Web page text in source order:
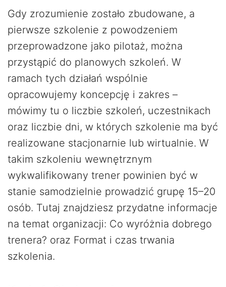
Gdy zrozumienie zostało zbudowane, a
pierwsze szkolenie z powodzeniem
przeprowadzone jako pilotaż, można
przystąpić do planowych szkoleń. W
ramach tych działań wspólnie
opracowujemy koncepcję i zakres –
mówimy tu o liczbie szkoleń, uczestnikach
oraz liczbie dni, w których szkolenie ma być
realizowane stacjonarnie lub wirtualnie. W
takim szkoleniu wewnętrznym
wykwalifikowany trener powinien być w
stanie samodzielnie prowadzić grupę 15–20
osób. Tutaj znajdziesz przydatne informacje
na temat organizacji: Co wyróżnia dobrego
trenera? oraz Format i czas trwania
szkolenia.